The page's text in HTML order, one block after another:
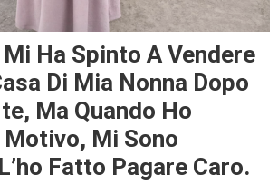
Ha Spinto A Vendere
Di Mia Nonna Dopo
Ma Quando Ho
Mi Sono
Fatto Pagare Caro.